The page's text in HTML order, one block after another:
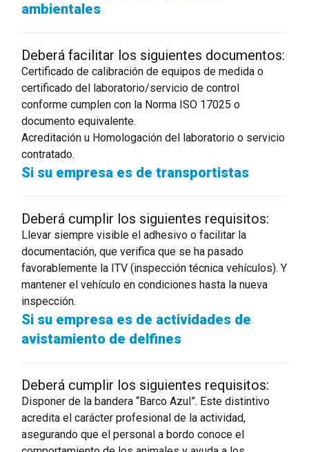
ambientales
Deberá facilitar los siguientes documentos:
Certificado de calibración de equipos de medida o
certificado del laboratorio/servicio de control
conforme cumplen con la Norma ISO 17025 o
documento equivalente.
Acreditación u Homologación del laboratorio o servicio
contratado.
Si su empresa es de transportistas
Deberá cumplir los siguientes requisitos:
Llevar siempre visible el adhesivo o facilitar la
documentación, que verifica que se ha pasado
favorablemente la ITV (inspección técnica vehículos). Y
mantener el vehículo en condiciones hasta la nueva
inspección.
Si su empresa es de actividades de
avistamiento de delfines
Deberá cumplir los siguientes requisitos:
Disponer de la bandera “Barco Azul”. Este distintivo
acredita el carácter profesional de la actividad,
asegurando que el personal a bordo conoce el